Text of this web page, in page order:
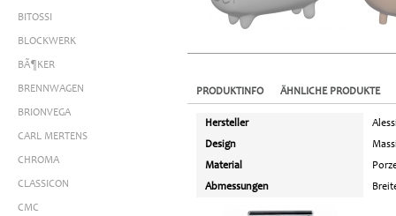
BITOSSI
BLOCKWERK
BÃ¶KER
BRENNWAGEN
BRIONVEGA
CARL MERTENS
CHROMA
CLASSICON
CMC
PRODUKTINFO ÄHNLICHE PRODUKTE
Hersteller
Design
Material
Abmessungen